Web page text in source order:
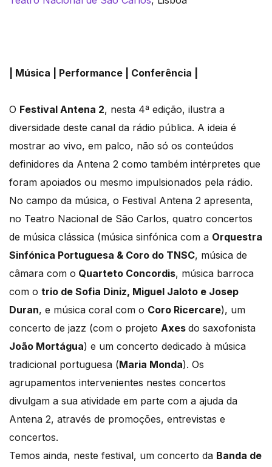
| Música | Performance Conferência |
O Festival Antena 2, nesta 4ª edição, ilustra a
diversidade deste canal da rádio pública. A ideia é
mostrar ao vivo, em palco, não só os conteúdos
definidores da Antena 2 como também intérpretes que
foram apoiados ou mesmo impulsionados pela rádio.
No campo da música, o Festival Antena 2 apresenta,
no Teatro Nacional de São Carlos, quatro concertos
de música clássica (música sinfónica com a Orquestra
Sinfónica Portuguesa & Coro do TNSC, música de
câmara com o Quarteto Concordis, música barroca
com o trio de Sofia Diniz, Miguel Jaloto e Josep
Duran, e música coral com o Coro Ricercare), um
concerto de jazz (com o projeto Axes do saxofonista
João Mortágua) e um concerto dedicado à música
tradicional portuguesa (Maria Monda). Os
agrupamentos intervenientes nestes concertos
divulgam a sua atividade em parte com a ajuda da
Antena 2, através de promoções, entrevistas e
concertos.
Temos ainda, neste festival, um concerto da Banda de